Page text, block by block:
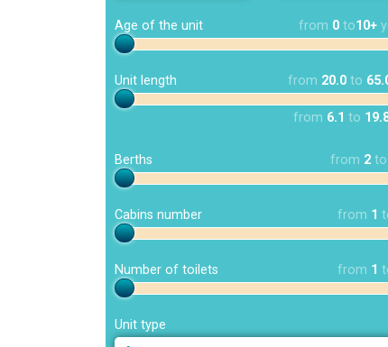
Age of the unit from 0 to10+
Unit length from 20.0 to
from 6.1 to
Berths from 2 to
Cabins number from 1
Number of toilets from 1
Unit type